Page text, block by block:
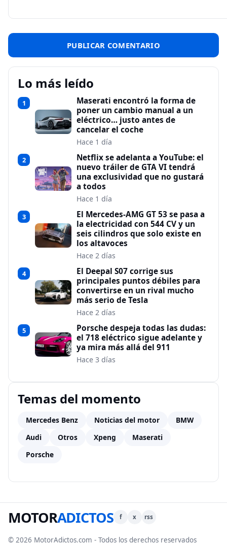
Lo más leído
1
Maserati encontró la forma de
poner un cambio manual a un
eléctrico… justo antes de
cancelar el coche
Hace 1 día
2
Netflix se adelanta a YouTube: el
nuevo tráiler de GTA VI tendrá
una exclusividad que no gustará
a todos
Hace 1 día
3
El Mercedes-AMG GT 53 se pasa a
la electricidad con 544 CV y un
seis cilindros que solo existe en
los altavoces
Hace 2 días
4
El Deepal S07 corrige sus
principales puntos débiles para
convertirse en un rival mucho
más serio de Tesla
Hace 2 días
5
Porsche despeja todas las dudas:
el 718 eléctrico sigue adelante y
ya mira más allá del 911
Hace 3 días
Temas del momento
Mercedes Benz Noticias del motor
BMW
Audi
Otros Xpeng
Maserati
Porsche
MOTORADICTOS f x rss
© 2026 MotorAdictos.com - Todos los derechos reservados